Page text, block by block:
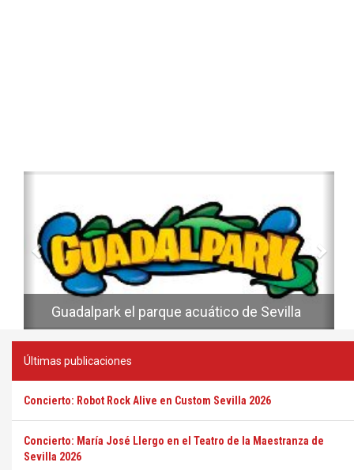
Guadalpark el parque acuático de Sevilla
Últimas publicaciones
Concierto: Robot Rock Alive en Custom Sevilla 2026
Concierto: María José Llergo en el Teatro de la Maestranza de
Sevilla 2026